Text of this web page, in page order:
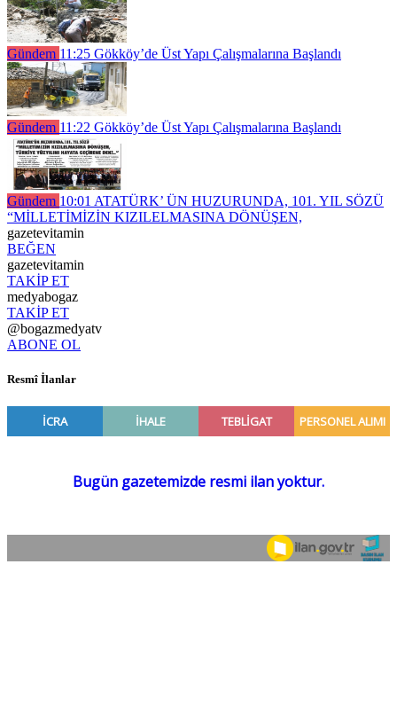
Gündem 11:25 Gökköy’de Üst Yapı Çalışmalarına Başlandı
Gündem 11:22 Gökköy’de Üst Yapı Çalışmalarına Başlandı
Gündem 10:01 ATATÜRK’ ÜN HUZURUNDA, 101. YIL SÖZÜ
“MİLLETİMİZİN KIZILELMASINA DÖNÜŞEN,
gazetevitamin
BEĞEN
gazetevitamin
TAKİP ET
medyabogaz
TAKİP ET
@bogazmedyatv
ABONE OL
Resmî İlanlar